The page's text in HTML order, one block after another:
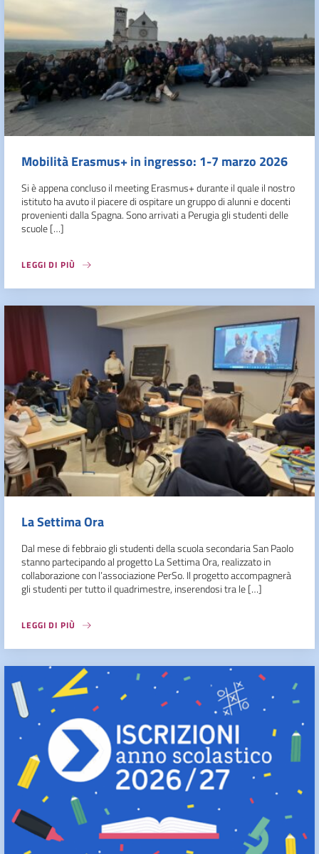
Mobilità Erasmus+ in ingresso: 1-7 marzo 2026
Si è appena concluso il meeting Erasmus+ durante il quale il nostro
istituto ha avuto il piacere di ospitare un gruppo di alunni e docenti
provenienti dalla Spagna. Sono arrivati a Perugia gli studenti delle
scuole […]
LEGGI DI PIÙ
La Settima Ora
Dal mese di febbraio gli studenti della scuola secondaria San Paolo
stanno partecipando al progetto La Settima Ora, realizzato in
collaborazione con l’associazione PerSo. Il progetto accompagnerà
gli studenti per tutto il quadrimestre, inserendosi tra le […]
LEGGI DI PIÙ